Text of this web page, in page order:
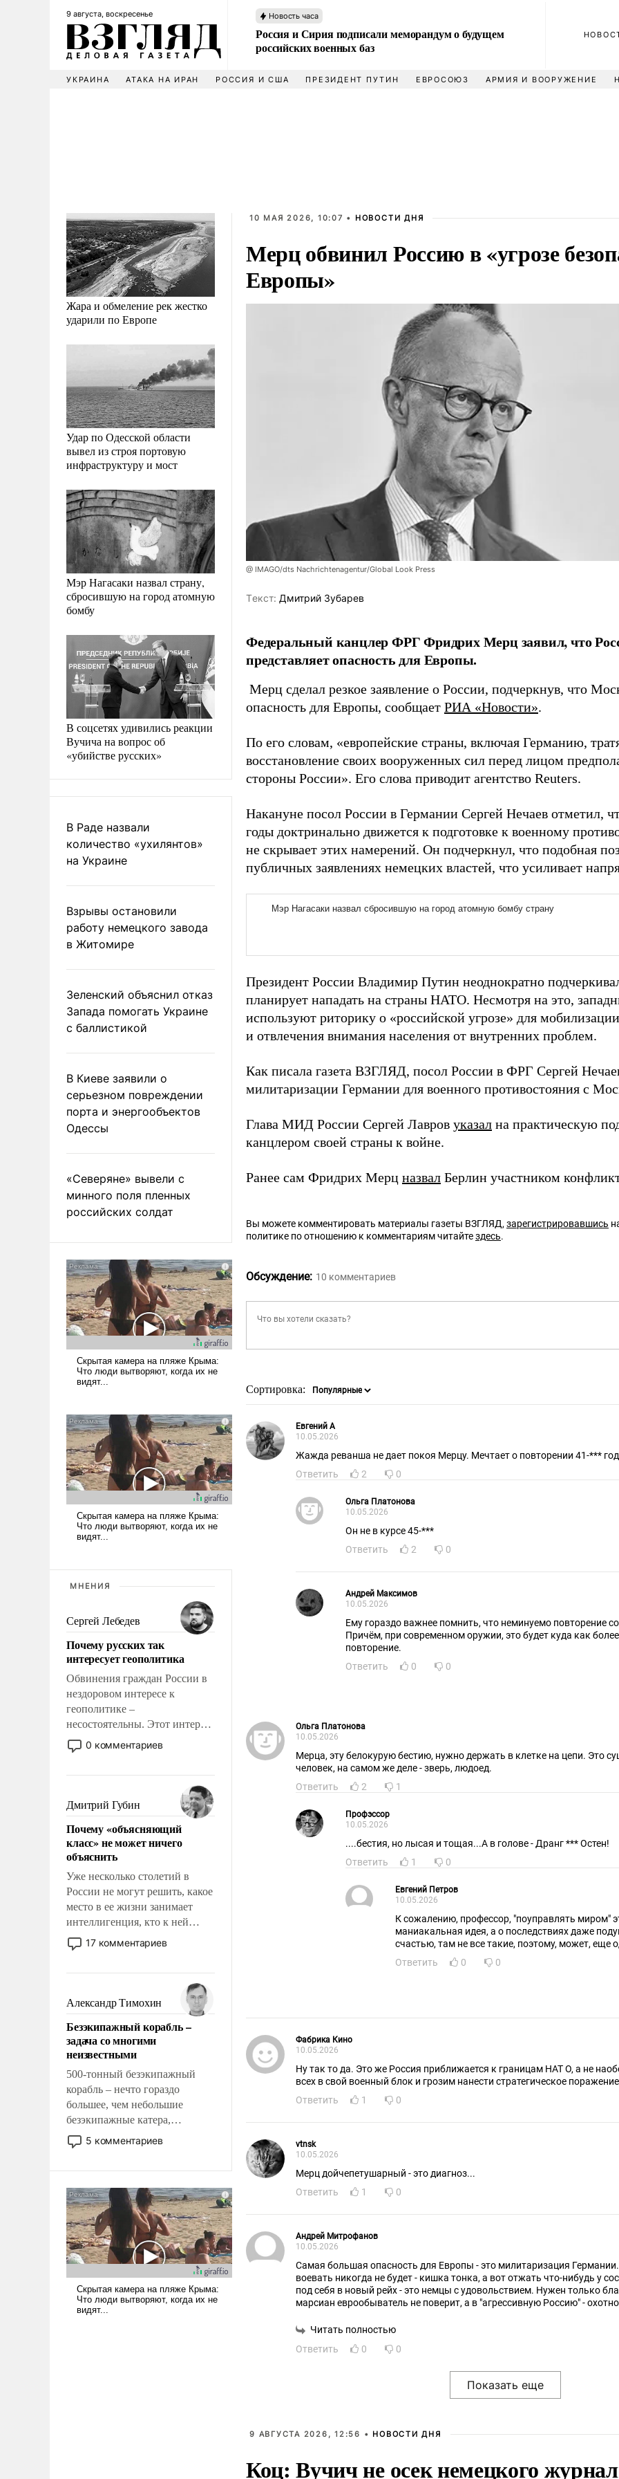
9 августа, воскресенье Новость часа
Россия и Сирия подписали меморандум о будущем
российских военных баз
УКРАИНА АТАКА НА ИРАН РОССИЯ И США ПРЕЗИДЕНТ ПУТИН ЕВРОСОЮЗ АРМИЯ И ВООРУЖЕНИЕ
Жара и обмеление рек жестко
ударили по Европе
Удар по Одесской области
вывел из строя портовую
инфраструктуру и мост
Мэр Нагасаки назвал страну,
сбросившую на город атомную
бомбу
В соцсетях удивились реакции
Вучича на вопрос об
«убийстве русских»
В Раде назвали
количество «ухилянтов»
на Украине
Взрывы остановили
работу немецкого завода
в Житомире
Зеленский объяснил отказ
Запада помогать Украине
с баллистикой
В Киеве заявили о
серьезном повреждении
порта и энергообъектов
Одессы
«Северяне» вывели с
минного поля пленных
российских солдат
МНЕНИЯ
Сергей Лебедев
Почему русских так
интересует геополитика
Обвинения граждан России в
нездоровом интересе к
геополитике –
несостоятельны. Этот интерес
рационален и прагматичен. Он
обусловлен тысячелетним
фундаментальным знанием,
что мировая политика имеет
свойство заявляться на порог
нашего дома.
0 комментариев
Дмитрий Губин
Почему «объясняющий
класс» не может ничего
объяснить
Уже несколько столетий в
России не могут решить, какое
место в ее жизни занимает
интеллигенция, кто к ней
принадлежит, а кого из нее
исключили с правом
чем она отличается от просто
образованных людей. Иногда
казалось, что эти вопросы
решены раз и навсегда, но –
нет, не решены.
17 комментариев
Александр Тимохин
Безэкипажный корабль –
задача со многими
неизвестными
500-тонный безэкипажный
корабль – нечто гораздо
большее, чем небольшие
безэкипажные катера,
применение которых уже
стало обыденностью. Задача по
и ее реализация радикально
поднимет наши боевые
возможности.
5 комментариев
10 МАЯ 2026, 10:07 • НОВОСТИ ДНЯ
Мерц обвинил Россию в «угрозе
Европы»
@ IMAGO/dts Nachrichtenagentur/Global Look Press
Tекст: Дмитрий Зубарев
Федеральный канцлер ФРГ Фридрих Мерц заявил, что
представляет опасность для Европы.
Мерц сделал резкое заявление о России, подчеркнув, что
опасность для Европы, сообщает РИА «Новости».
По его словам, «европейские страны, включая Германию,
восстановление своих вооруженных сил перед лицом
стороны России». Его слова приводит агентство Reuters.
Накануне посол России в Германии Сергей Нечаев отметил,
годы доктринально движется к подготовке к военному
не скрывает этих намерений. Он подчеркнул, что подобная
публичных заявлениях немецких властей, что усиливает
Президент России Владимир Путин неоднократно
планирует нападать на страны НАТО. Несмотря на это,
используют риторику о «российской угрозе» для
и отвлечения внимания населения от внутренних проблем.
Как писала газета ВЗГЛЯД, посол России в ФРГ Сергей
милитаризации Германии для военного противостояния с
Глава МИД России Сергей Лавров указал на практическую
канцлером своей страны к войне.
Ранее сам Фридрих Мерц назвал Берлин участником
Вы можете комментировать материалы газеты ВЗГЛЯД,зарегистрировавшись
политике по отношению к комментариям читайтездесь.
Обсуждение: 10 комментариев
Сортировка:
Евгений А
10.05.2026
Жажда реванша не дает покоя Мерцу. Мечтает о повторении 41-***
Ответить
2 0
Ольга Платонова
10.05.2026
Он не в курсе 45-***
Ответить
2 0
Андрей Максимов
10.05.2026
Ему гораздо важнее помнить, что неминуемо повторение
Причём, при современном оружии, это будет куда как
повторение.
Ответить
0 0
Ольга Платонова
10.05.2026
Мерца, эту белокурую бестию, нужно держать в клетке на цепи. Это
человек, на самом же деле - зверь, людоед.
Ответить
2 1
Профэссор
10.05.2026
....бестия, но лысая и тощая...А в голове - Дранг *** Остен!
Ответить
1 0
Евгений Петров
10.05.2026
К сожалению, профессор, "поуправлять миром"
маниакальная идея, а о последствиях даже
счастью, там не все такие, поэтому, может, еще
Ответить
0 0
Фабрика Кино
10.05.2026
Ну так то да. Это же Россия приближается к границам НАТ О, а не
всех в свой военный блок и грозим нанести стратегическое
Ответить
1 0
vtnsk
10.05.2026
Мерц дойчепетушарный - это диагноз...
Ответить
1 0
Андрей Митрофанов
10.05.2026
Самая большая опасность для Европы - это милитаризация
воевать никогда не будет - кишка тонка, а вот отжать что-нибудь у
под себя в новый рейх - это немцы с удовольствием. Нужен только
марсиан еврообыватель не поверит, а в "агрессивную Россию" -
Читать полностью
Ответить
0 0
9 АВГУСТА 2026, 12:56 • НОВОСТИ ДНЯ
Коц: Вучич не осек немецкого